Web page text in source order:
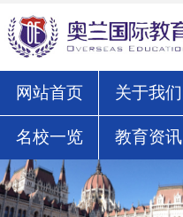
网站首页 关于我们
名校一览 教育资讯